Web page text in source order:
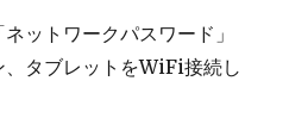
ットワークパスワード」
、タブレットをWiFi接続し